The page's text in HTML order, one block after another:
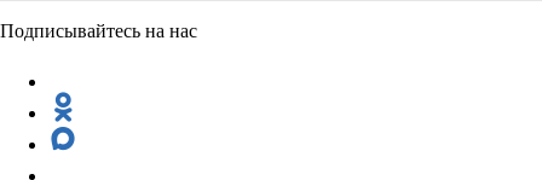
Подписывайтесь на нас